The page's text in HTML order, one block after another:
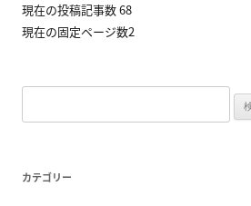
現在の投稿記事数 68
現在の固定ページ数2
索:
カテゴリー